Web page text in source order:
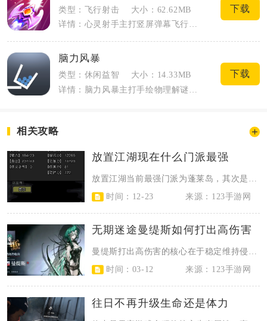
类型：飞行射击
大小：62.62MB
详情：心灵射手主打竖屏弹幕飞行射击，融合Roguelike随机模组养成，适配手机单...
下载
脑力风暴
类型：休闲益智
大小：14.33MB
下载
相关攻略
放置江湖现在什么门派最强
时间：12-23
来源：123手游网
无期迷途曼缇斯如何打出高伤害
时间：03-12
来源：123手游网
往日不再升级生命还是体力